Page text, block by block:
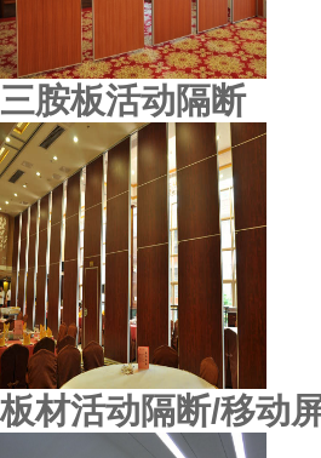
三胺板活动隔断
板材活动隔断/移动